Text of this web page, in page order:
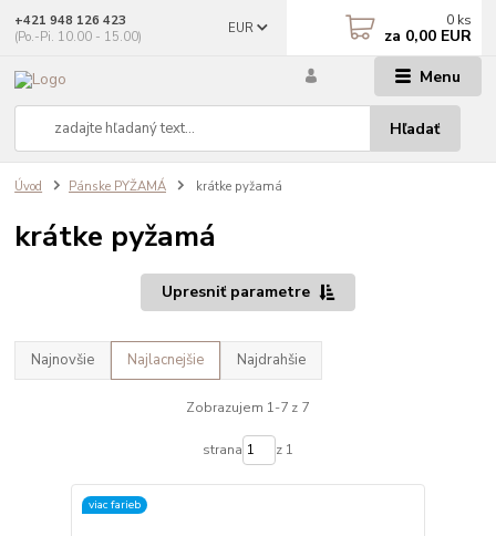
Menu
EUR
Hľadať
+421 948 126 423
(Po.-Pi. 10.00 - 15.00)
0 ks
za 0,00 EUR
Úvod Pánske PYŽAMÁ krátke pyžamá
krátke pyžamá
Upresniť parametre
Najnovšie Najlacnejšie Najdrahšie
Zobrazujem 1-7 z 7
strana z 1
viac farieb